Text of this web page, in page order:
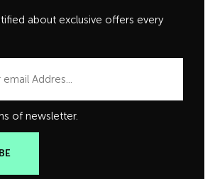
about exclusive offers every
of newsletter.